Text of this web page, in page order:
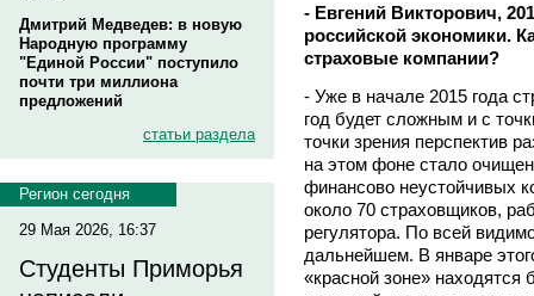
Дмитрий Медведев: в новую
Народную программу
"Единой России" поступило
почти три миллиона
предложений
статьи раздела
Регион сегодня
29 Мая 2026, 16:37
Студенты Приморья
- Евгений Викторович,
российской экономики.
страховые компании?
- Уже в начале 2015 года
год будет сложным и с
точки зрения перспектив
на этом фоне стало
финансово неустойчивых
около 70 страховщиков,
регулятора. По всей
дальнейшем. В январе
«красной зоне» находятся